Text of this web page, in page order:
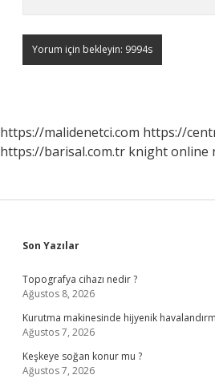
https://malidenetci.com https://
https://barisal.com.tr knight online
Sidebar
Son Yazılar
Topografya cihazı nedir ?
Ağustos 8, 2026
Kurutma makinesinde hijyenik
Ağustos 7, 2026
Keşkeye soğan konur mu ?
Ağustos 7, 2026